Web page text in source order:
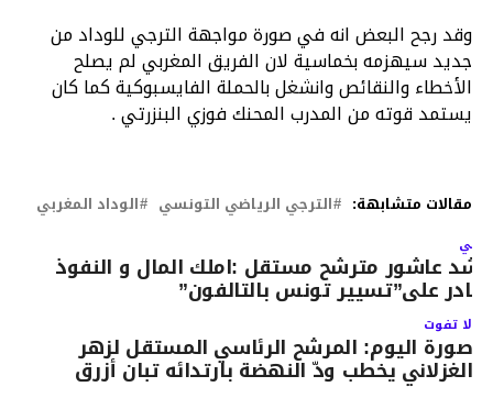
وقد رجح البعض انه في صورة مواجهة الترجي للوداد من
جديد سيهزمه بخماسية لان الفريق المغربي لم يصلح
الأخطاء والنقائص وانشغل بالحملة الفايسبوكية كما كان
يستمد قوته من المدرب المحنك فوزي البنزرتي .
مقالات متشابهة: الترجي الرياضي التونسي الوداد المغربي
عاشور مترشح مستقل :املك المال و النفوذ
على”تسيير تونس بالتالفون”
لا تفوت
صورة اليوم: المرشح الرئاسي المستقل لزهر
الغزلاني يخطب ودّ النهضة بارتدائه تبان أزرق